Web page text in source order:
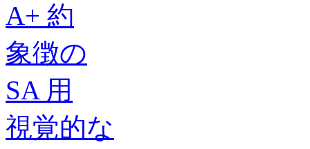
A+ 約
象徴の
SA 用
視覚的な